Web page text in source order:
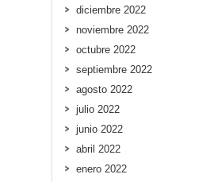
diciembre 2022
noviembre 2022
octubre 2022
septiembre 2022
agosto 2022
julio 2022
junio 2022
abril 2022
enero 2022